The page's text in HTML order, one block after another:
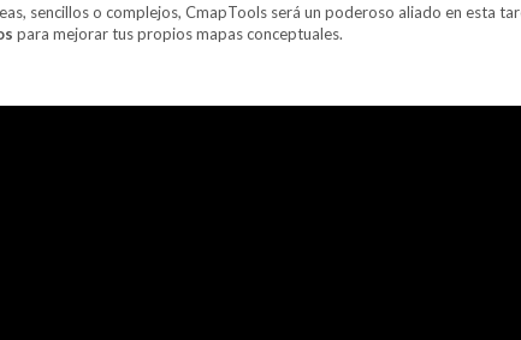
sencillos o complejos, CmapTools será un poderoso aliado en esta
para mejorar tus propios mapas conceptuales.